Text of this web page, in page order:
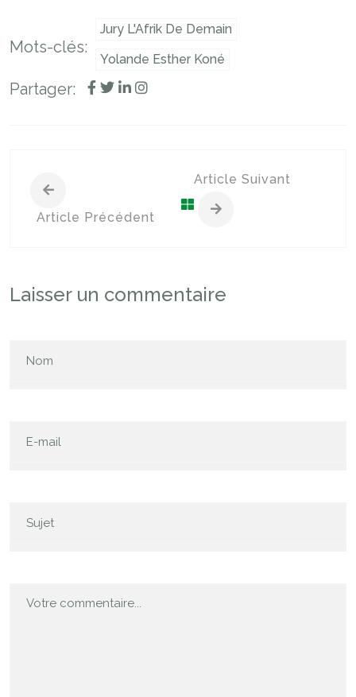
Mots-clés:
Jury L'Afrik De Demain
Yolande Esther Koné
Partager:
Article Précédent
Article Suivant
Laisser un commentaire